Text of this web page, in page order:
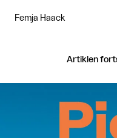
Femja Haack
Artiklen